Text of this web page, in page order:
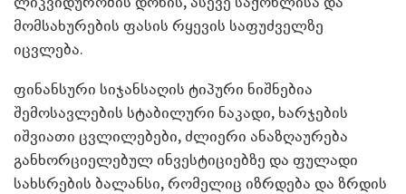
მომსახურების ფასის რყევის საფუძველზე
იცვლება.
ფინანსური სიჯანსაღის ტიპური ნიშნებია
შემოსავლების სტაბილური ნაკადი, ხარჯების
იშვიათი ცვლილებები, ძლიერი ანაზღაურება
განხორციელებულ ინვესტიციებზე და ფულადი
სახსრების ბალანსი, რომელიც იზრდება და ზრდის